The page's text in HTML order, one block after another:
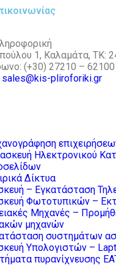
1, Καλαμάτα, ΤΚ:
(+30) 27210 – 62100
sales@kis-pliroforiki.gr
Ηλεκτρονικού
Δίκτυα
– Εγκατάσταση
Φωτοτυπικών –
Μηχανές –
μηχανών
συστημάτων
Υπολογιστών –
πυρανίχνευσης